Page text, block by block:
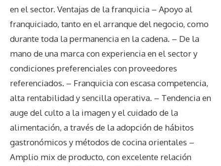
en el sector. Ventajas de la franquicia – Apoyo al
franquiciado, tanto en el arranque del negocio, como
durante toda la permanencia en la cadena. – De la
mano de una marca con experiencia en el sector y
condiciones preferenciales con proveedores
referenciados. – Franquicia con escasa competencia,
alta rentabilidad y sencilla operativa. – Tendencia en
auge del culto a la imagen y el cuidado de la
alimentación, a través de la adopción de hábitos
gastronómicos y métodos de cocina orientales –
Amplio mix de producto, con excelente relación